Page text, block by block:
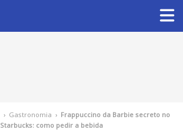
› Gastronomia › Frappuccino da Barbie secreto no
Starbucks: como pedir a bebida